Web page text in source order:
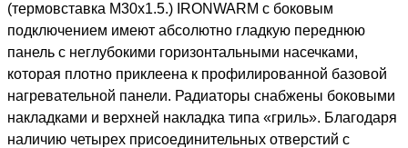
(термовставка М30х1.5.) IRONWARM с боковым
подключением имеют абсолютно гладкую переднюю
панель с неглубокими горизонтальными насечками,
которая плотно приклеена к профилированной базовой
нагревательной панели. Радиаторы снабжены боковыми
накладками и верхней накладка типа «гриль». Благодаря
наличию четырех присоединительных отверстий с